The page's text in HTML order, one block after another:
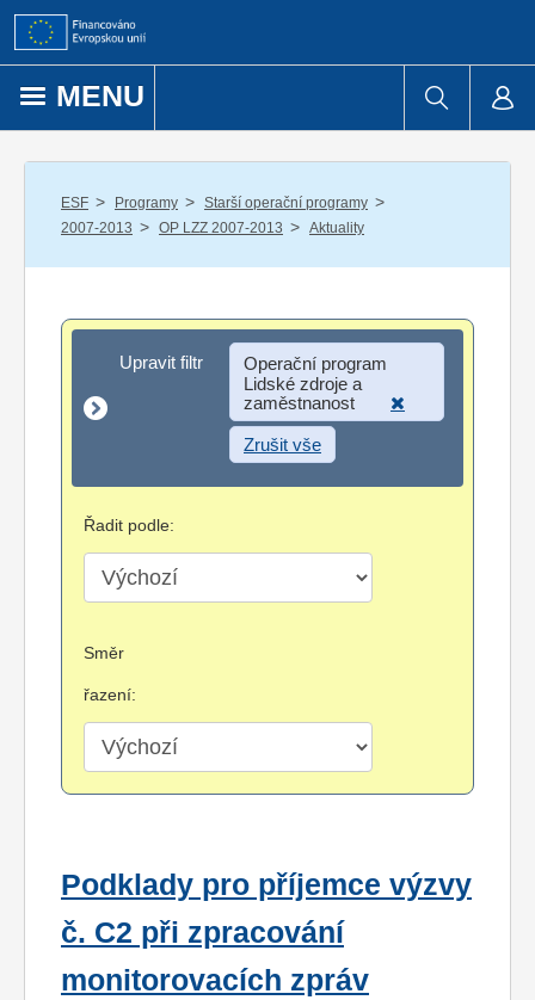
Přejít k obsahu
MENU
ESF / Programy / Starší operační programy /
2007-2013 / OP LZZ 2007-2013 / Aktuality
Upravit filtr
Upravit filtr
Operační program
Lidské zdroje a
zaměstnanost
Zrušit vše
Řadit podle:
Směr
řazení:
Podklady pro příjemce výzvy
č. C2 při zpracování
monitorovacích zpráv